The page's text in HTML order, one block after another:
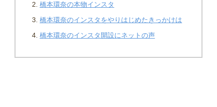
橋本環奈の本物インスタ
橋本環奈のインスタをやりはじめたきっかけは
橋本環奈のインスタ開設にネットの声